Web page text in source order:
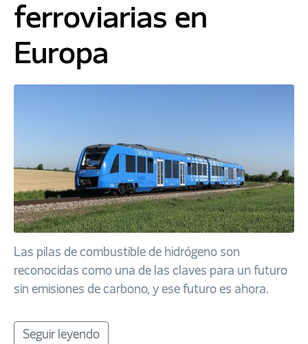
ferroviarias en
Europa
Las pilas de combustible de hidrógeno son
reconocidas como una de las claves para un futuro
sin emisiones de carbono, y ese futuro es ahora.
Seguir leyendo